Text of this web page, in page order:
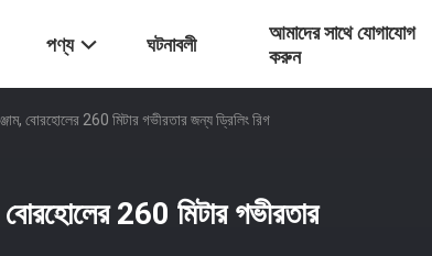
পণ্য ঘটনাবলী
আমাদের সাথে যোগাযোগ
করুন
বোরহোলের 260 মিটার গভীরতার জন্য ড্রিলিং রিগ
বোরহোলের 260 মিটার গভীরতার